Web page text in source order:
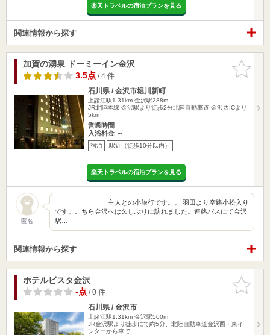
楽天トラベルの宿泊プランを見る
関連情報から探す
お気に入
りに追加
加賀の湧泉 ドーミーイン金沢
3.5点/ 4 件
石川県 / 金沢市堀川新町
上諸江駅1.31km 金沢駅288m
JR北陸本線 金沢駅より徒歩2分北陸自動車道 金沢西ICより
5km
営業時間
入浴料金 ～
宿泊 駅近（徒歩10分以内）
楽天トラベルの宿泊プランを見る
匿名
主人との小旅行です。。 羽田より空路小松入り
です。こちら金沢へは久しぶりに訪れました。連絡バスにて金沢
駅…
関連情報から探す
お気に入
りに追加
ホテルビスタ金沢
-点/ 0 件
石川県 / 金沢市
上諸江駅1.31km 金沢駅500m
JR金沢駅より徒歩にて約5分、北陸自動車道金沢西・東イ
ンターから車で…